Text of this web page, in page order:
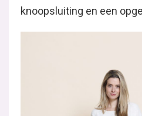
knoopsluiting en een